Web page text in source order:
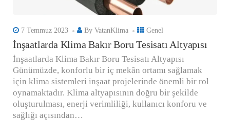
7 Temmuz 2023 By VatanKlima Genel
İnşaatlarda Klima Bakır Boru Tesisatı Altyapısı
İnşaatlarda Klima Bakır Boru Tesisatı Altyapısı
Günümüzde, konforlu bir iç mekân ortamı sağlamak
için klima sistemleri inşaat projelerinde önemli bir rol
oynamaktadır. Klima altyapısının doğru bir şekilde
oluşturulması, enerji verimliliği, kullanıcı konforu ve
sağlığı açısından…